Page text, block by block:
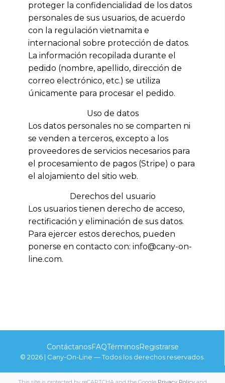
proteger la confidencialidad de los datos
personales de sus usuarios, de acuerdo
con la regulación vietnamita e
internacional sobre protección de datos.
La información recopilada durante el
pedido (nombre, apellido, dirección de
correo electrónico, etc.) se utiliza
únicamente para procesar el pedido.
Uso de datos
Los datos personales no se comparten ni
se venden a terceros, excepto a los
proveedores de servicios necesarios para
el procesamiento de pagos (Stripe) o para
el alojamiento del sitio web.
Derechos del usuario
Los usuarios tienen derecho de acceso,
rectificación y eliminación de sus datos.
Para ejercer estos derechos, pueden
ponerse en contacto con: info@cany-on-
line.com.
© 2026 | Cany-On-Line — Todos los derechos reservados.
ContáctanosFAQTérminosRegistrarse